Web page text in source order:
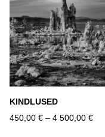
KINDLUSED
450,00 € – 4 500,00 €